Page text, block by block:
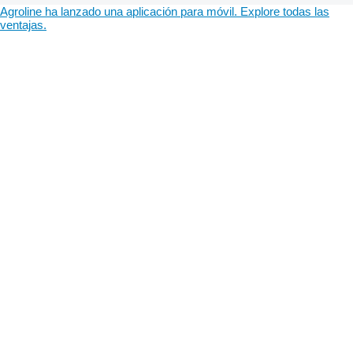
Agroline ha lanzado una aplicación para móvil. Explore todas las
ventajas.